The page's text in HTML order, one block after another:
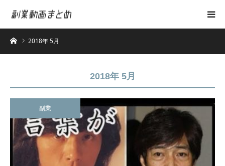
ホーム2018年 5月
2018年 5月
副業